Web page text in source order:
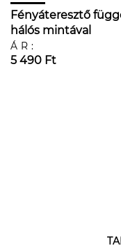
Fényáteresztő
hálós mintával
ÁR:
5 490 Ft